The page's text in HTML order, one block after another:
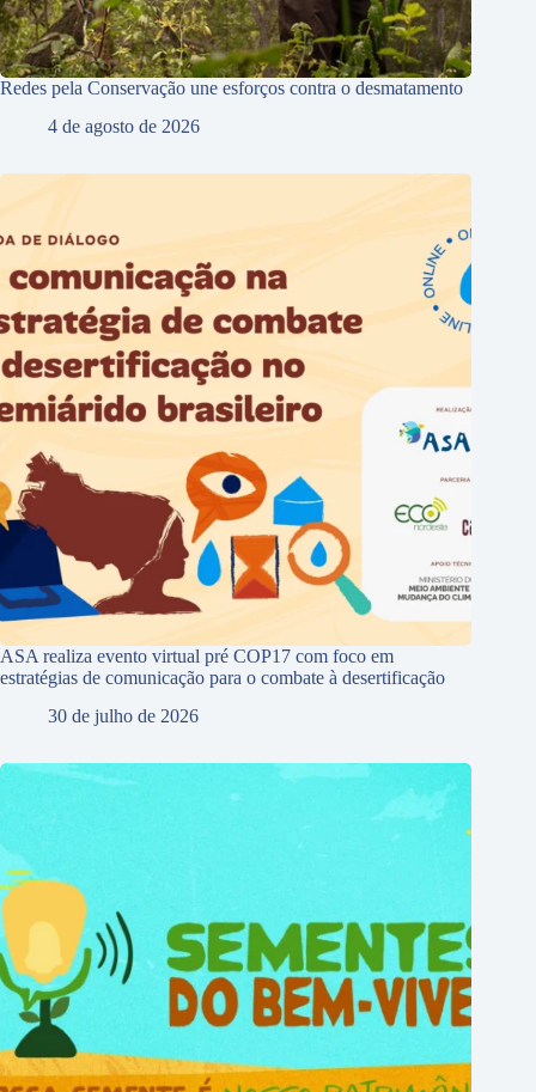
Redes pela Conservação une esforços contra o desmatamento
4 de agosto de 2026
ASA realiza evento virtual pré COP17 com foco em
estratégias de comunicação para o combate à desertificação
30 de julho de 2026